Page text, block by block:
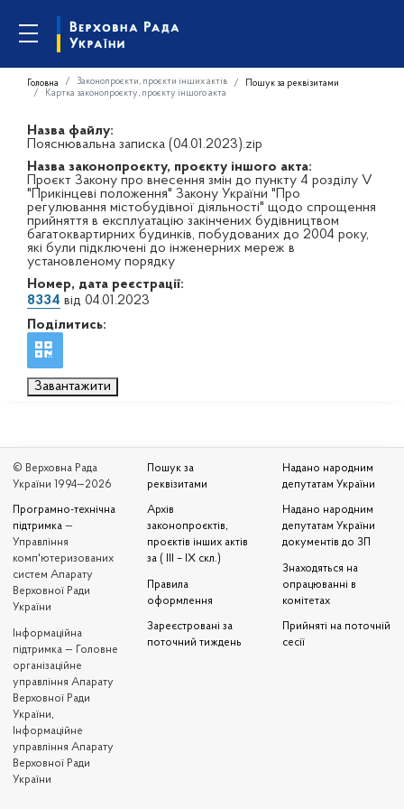
Головна Законопроєкти, проєкти інших актів
Пошук за реквізитами
Картка законопроєкту, проєкту іншого акта
Назва файлу:
Пояснювальна записка (04.01.2023).zip
Назва законопроєкту, проєкту іншого акта:
Проєкт Закону про внесення змін до пункту 4 розділу V
"Прикінцеві положення" Закону України "Про
регулювання містобудівної діяльності" щодо спрощення
прийняття в експлуатацію закінчених будівництвом
багатоквартирних будинків, побудованих до 2004 року,
які були підключені до інженерних мереж в
установленому порядку
Номер, дата реєстрації:
8334 від 04.01.2023
Поділитись:
Завантажити
© Верховна Рада
України 1994—2026
Програмно-технічна
підтримка —
Управління
комп'ютеризованих
систем Апарату
Верховної Ради
України
Iнформаційна
підтримка — Головне
організаційне
управління Апарату
Верховної Ради
України,
Інформаційне
управління Апарату
Верховної Ради
України
Пошук за
реквізитами
Архів
законопроєктів,
проєктів інших актів
за ( III – IX скл.)
Правила
оформлення
Зареєстровані за
поточний тиждень
Надано народним
депутатам України
Надано народним
депутатам України
документів до ЗП
Знаходяться на
опрацюванні в
комітетах
Прийняті на поточній
сесії